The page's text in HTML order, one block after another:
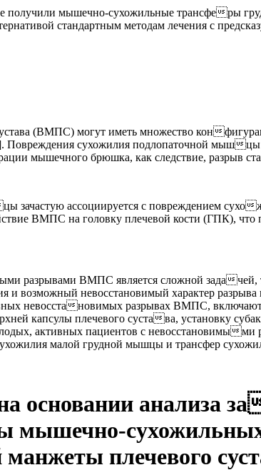
получили мышечно-сухожильные трансферы
стандартным методам лечения с
(ВМПС) могут иметь множество кон
Повреждения сухожилия подлопаточной мышцы
мышечного брюшка, как следствие, разрыв
зачастую ассоциируется с повреждением
ВМПС на головку плечевой кости (ГПК),
разрывами ВМПС является сложной задачей,
и возможный невосстановимый характер
невосстановимых разрывах ВМПС,
капсулы плечевого сустава, установку
активных пациентов с невосстановимы
малой грудной мышцы и трансфер
основании анализа
мышечно-сухожильных
плечевого